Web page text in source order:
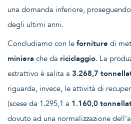
una domanda inferiore,
degli ultimi anni.
Concludiamo con le forniture di
miniera che da riciclaggio. La
estrattivo è salita a 3.268,7
riguarda, invece, le attività di
(scese da 1.295,1 a 1.160,0
dovuto ad una normalizzazione